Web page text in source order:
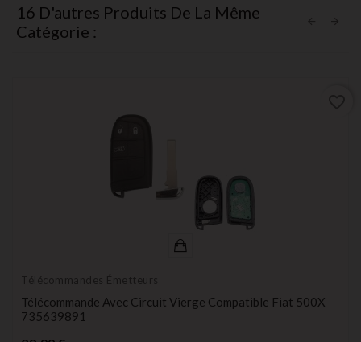
16 D'autres Produits De La Même
Catégorie :
Télécommandes Émetteurs
Télécommande Avec Circuit Vierge Compatible Fiat 500X
735639891